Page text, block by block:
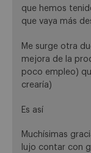
que hemos
que vaya más
Me surge otra
mejora de la
poco empleo)
crearía)
Es así
Muchísimas
lujo contar con